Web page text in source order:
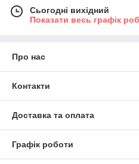
Сьогодні вихідний
Показати весь графік
Про нас
Контакти
Доставка та оплата
Графік роботи